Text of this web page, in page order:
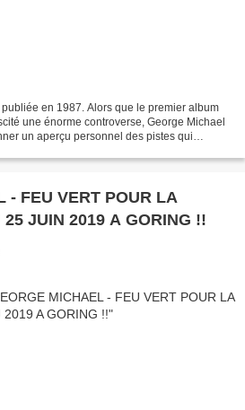
en 1987. Alors que le premier album
une énorme controverse, George Michael
un aperçu personnel des pistes qui
- FEU VERT POUR LA
JUIN 2019 A GORING !!